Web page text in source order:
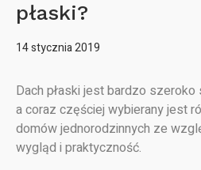
płaski?
14 stycznia 2019
Dach płaski jest bardzo
a coraz częściej wybierany jest
domów jednorodzinnych ze
wygląd i praktyczność.